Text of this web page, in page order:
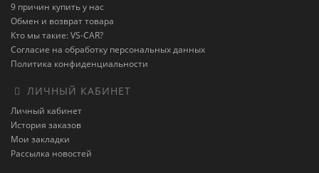
9 причин купить у нас
Обмен и возврат товара
Кто мы такие: VS-CAR?
Согласие на обработку персональных данных
Политика конфиденциальности
ЛИЧНЫЙ КАБИНЕТ
Личный кабинет
История заказов
Мои закладки
Рассылка новостей